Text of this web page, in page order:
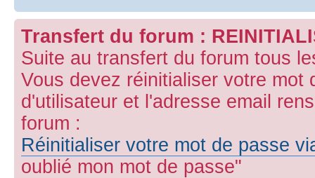
Transfert du forum :
Suite au transfert du forum tous
Vous devez réinitialiser votre mot
d'utilisateur et l'adresse email
forum :
Réinitialiser votre mot de passe
oublié mon mot de passe"